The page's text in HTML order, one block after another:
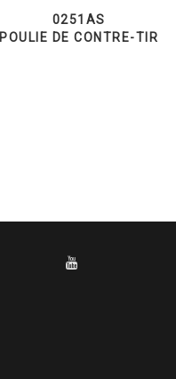
0251AS
POULIE DE CONTRE-TIR